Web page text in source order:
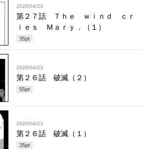
2020/04/23
第２７話 Ｔｈｅ ｗｉｎｄ ｃｒ
ｉｅｓ Ｍａｒｙ．（１）
35pt
2020/04/23
第２６話 破滅（２）
55pt
2020/04/23
第２６話 破滅（１）
35pt